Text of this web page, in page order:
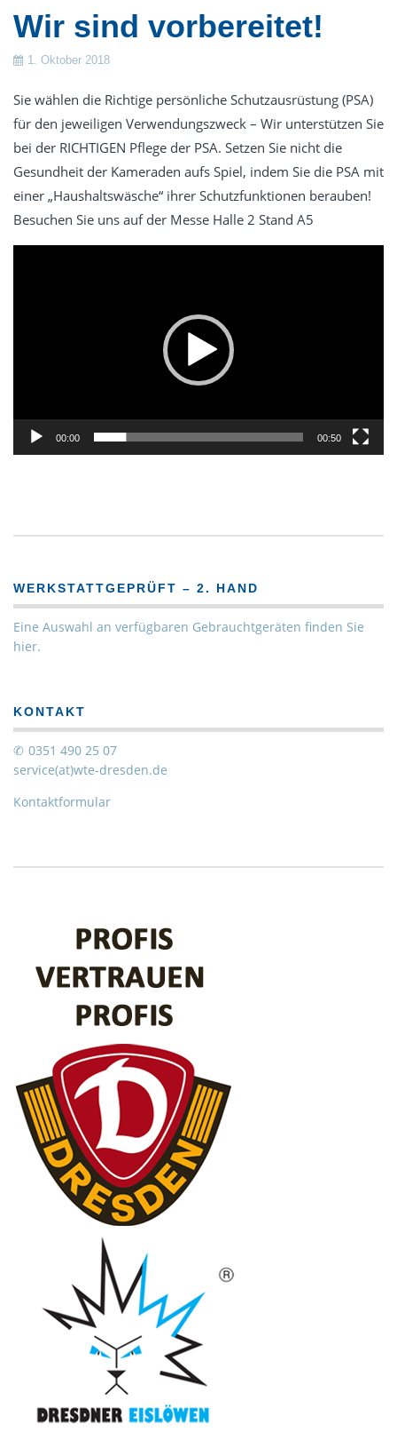
Wir sind vorbereitet!
1. Oktober 2018
Sie wählen die Richtige persönliche Schutzausrüstung (PSA)
für den jeweiligen Verwendungszweck – Wir unterstützen Sie
bei der RICHTIGEN Pflege der PSA. Setzen Sie nicht die
Gesundheit der Kameraden aufs Spiel, indem Sie die PSA mit
einer „Haushaltswäsche“ ihrer Schutzfunktionen berauben!
Besuchen Sie uns auf der Messe Halle 2 Stand A5
00:00 00:50
WERKSTATTGEPRÜFT – 2. HAND
Eine Auswahl an verfügbaren Gebrauchtgeräten finden Sie
hier.
KONTAKT
0351 490 25 07
service(at)wte-dresden.de
Kontaktformular